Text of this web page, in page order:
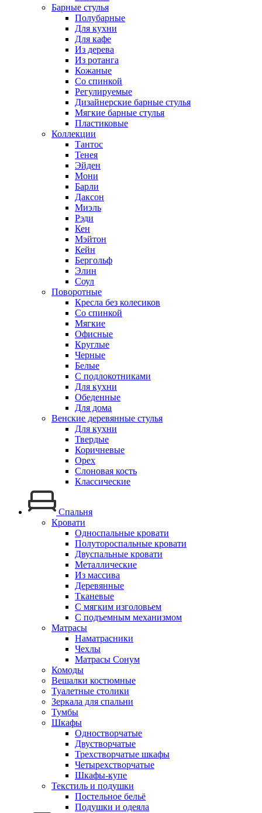
Барные стулья
Полубарные
Для кухни
Для кафе
Из дерева
Из ротанга
Кожаные
Со спинкой
Регулируемые
Дизайнерские барные стулья
Мягкие барные стулья
Пластиковые
Коллекции
Тантос
Тенея
Эйден
Мони
Барли
Даксон
Миэль
Рэди
Кен
Мэйтон
Кейн
Бергольф
Элин
Соул
Поворотные
Кресла без колесиков
Со спинкой
Мягкие
Офисные
Круглые
Черные
Белые
С подлокотниками
Для кухни
Обеденные
Для дома
Венские деревянные стулья
Для кухни
Твердые
Коричневые
Орех
Слоновая кость
Классические
Спальня
Кровати
Односпальные кровати
Полутороспальные кровати
Двуспальные кровати
Металлические
Из массива
Деревянные
Тканевые
С мягким изголовьем
С подъемным механизмом
Матрасы
Наматрасники
Чехлы
Матрасы Сонум
Комоды
Вешалки костюмные
Туалетные столики
Зеркала для спальни
Тумбы
Шкафы
Одностворчатые
Двустворчатые
Трехстворчатые шкафы
Четырехстворчатые
Шкафы-купе
Текстиль и подушки
Постельное бельё
Подушки и одеяла